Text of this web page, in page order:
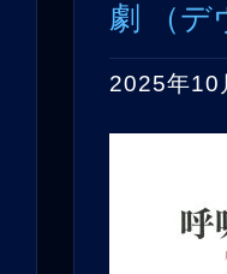
劇 （デ
2025年10